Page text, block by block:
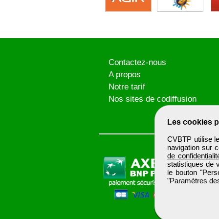
Les cookies
CVBTP utilise
navigation sur
de
statistiques de
le bouton
"Paramètres
Contactez-nous
A propos
Notre tarif
Nos sites de codiffusion